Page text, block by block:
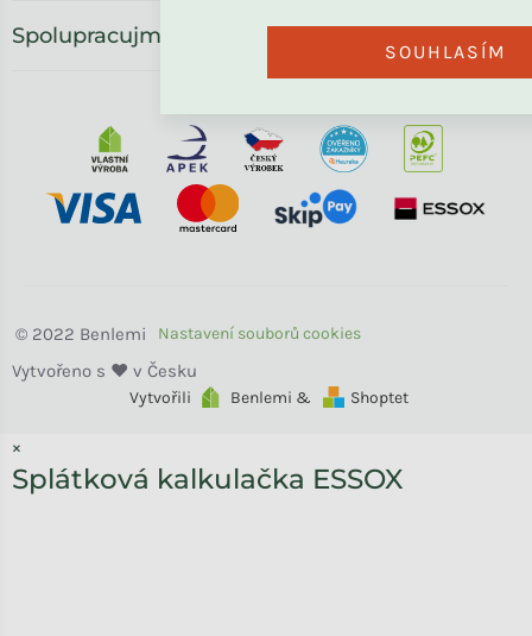
SOUHLASÍM
Spolupracujme
Vytvořili Benlemi & Shoptet
Benlemi
×
Splátková kalkulačka ESSOX